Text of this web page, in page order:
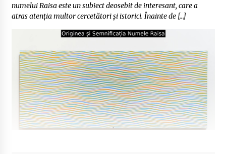
numelui Raisa este un subiect deosebit de interesant, care a
atras atenția multor cercetători și istorici. Înainte de […]